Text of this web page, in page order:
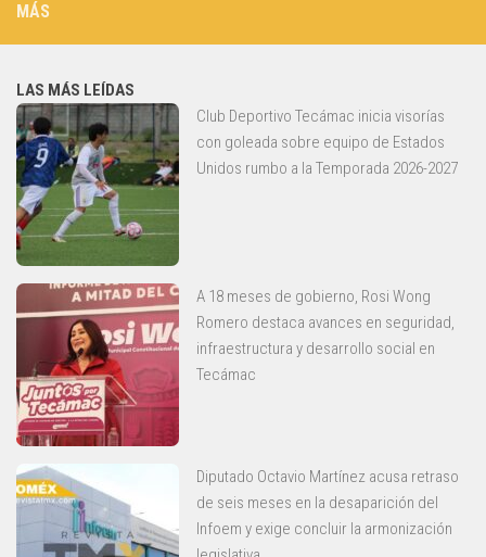
MÁS
LAS MÁS LEÍDAS
Club Deportivo Tecámac inicia visorías
con goleada sobre equipo de Estados
Unidos rumbo a la Temporada 2026-2027
A 18 meses de gobierno, Rosi Wong
Romero destaca avances en seguridad,
infraestructura y desarrollo social en
Tecámac
Diputado Octavio Martínez acusa retraso
de seis meses en la desaparición del
Infoem y exige concluir la armonización